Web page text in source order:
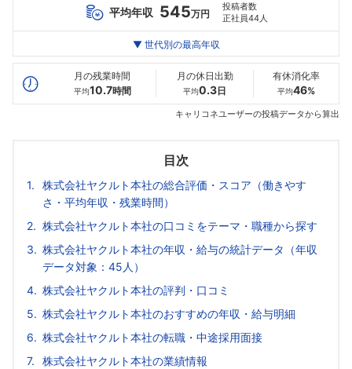
平均年収 545万円
投稿者数
正社員44人
最高年収
20代
684万
30代
900万
986万
▼ 世代別の最高年収
月の残業時間
平均10.7時間
月の休日出勤
平均0.3日
有休消化率
平均46%
キャリコネユーザーの投稿データから算出
目次
株式会社ヤクルト本社の総合評価・スコア（働きやす
さ・平均年収・残業時間）
株式会社ヤクルト本社の口コミをテーマ・職種から探す
株式会社ヤクルト本社の年収・給与の統計データ（年収
データ対象：45人）
株式会社ヤクルト本社の評判・口コミ
株式会社ヤクルト本社のおすすめの年収・給与明細
株式会社ヤクルト本社の転職・中途採用面接
株式会社ヤクルト本社の業績情報